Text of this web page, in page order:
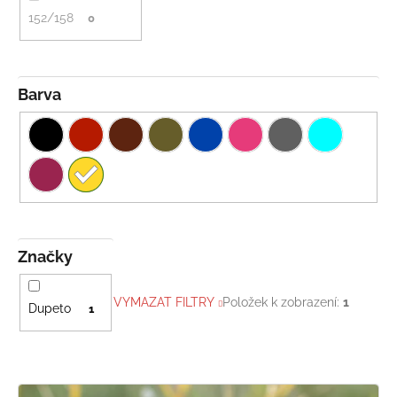
Značky
Dupeto 1
Barva
152/158 0
VYMAZAT FILTRY Položek k zobrazení:1